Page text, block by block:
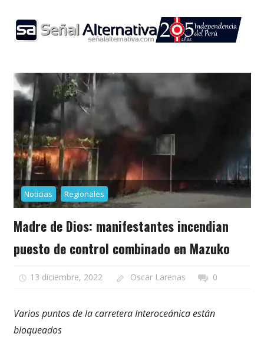
content
Noticias Regionales
Madre de Dios: manifestantes incendian
puesto de control combinado en Mazuko
13 diciembre, 2022 Oscar Larenas 0
Varios puntos de la carretera Interoceánica están
bloqueados